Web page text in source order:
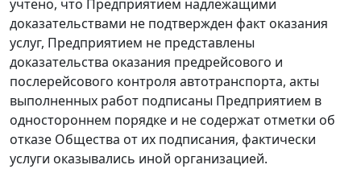
учтено, что Предприятием надлежащими
доказательствами не подтвержден факт оказания
услуг, Предприятием не представлены
доказательства оказания предрейсового и
послерейсового контроля автотранспорта, акты
выполненных работ подписаны Предприятием в
одностороннем порядке и не содержат отметки об
отказе Общества от их подписания, фактически
услуги оказывались иной организацией.